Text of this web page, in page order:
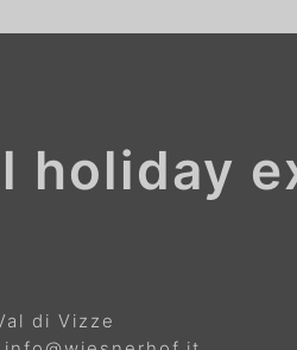
holiday
di Vizze